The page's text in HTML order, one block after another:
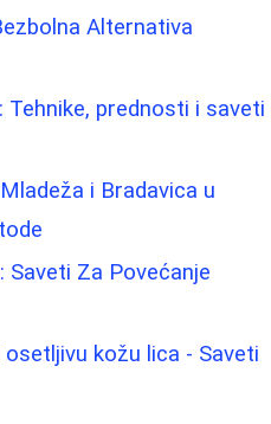
Alternativa
prednosti i saveti
i Bradavica u
Saveti Za Povećanje
kožu lica - Saveti